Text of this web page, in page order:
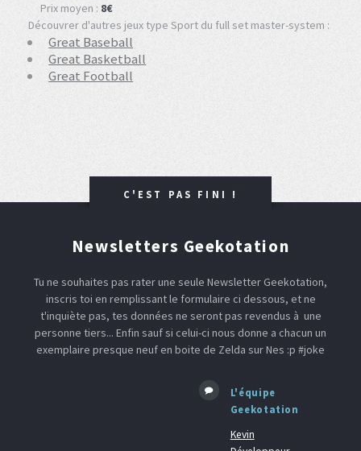
Prix moyen : 8€
Découvrer d'autres jeux type Sport du full set master-system :
Great Baseball
Great Basketball
Great Football
C'EST PAS FINI !
Newsletters Geekotation
Tu ne souhaites pas rater une seule Newsletter Geekotation,
inscris toi en remplissant le formulaire ci dessous, et ne
t'inquiète pas, tes données ne seront pas revendus à une
personne tiers... Enfin sauf si celui-ci nous donne a chacun un
exemplaire presque neuf en boite de Zelda sur Nes :p #joke
L'équipe
Geekotation
Kevin